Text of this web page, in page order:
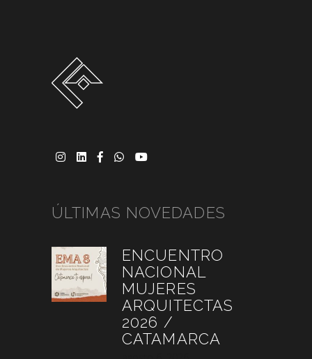
ÚLTIMAS NOVEDADES
ENCUENTRO
NACIONAL
MUJERES
ARQUITECTAS
2026 /
CATAMARCA